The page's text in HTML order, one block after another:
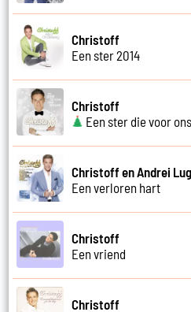
Christoff
Een ster 2014
Christoff
Een ster die voor
Christoff en Andrei
Een verloren hart
Christoff
Een vriend
Christoff